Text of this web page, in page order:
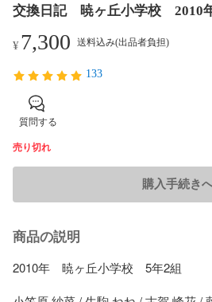
交換日記 暁ヶ丘小学校 2010
¥7,300 送料込み(出品者負担)
133
質問する
売り切れ
購入手続き
商品の説明
2010年　暁ヶ丘小学校　5年2組